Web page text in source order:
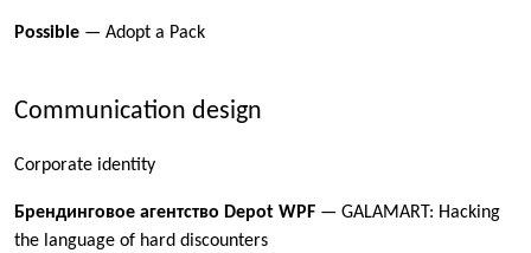
Possible — Adopt a Pack
Communication design
Corporate identity
Брендинговое агентство Depot WPF — GALAMART: Hacking
the language of hard discounters